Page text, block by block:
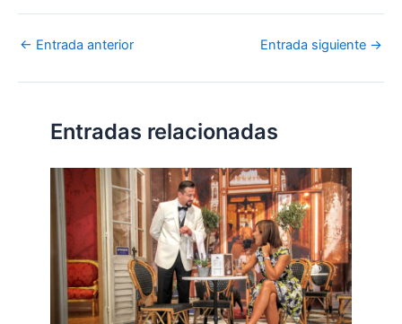
← Entrada anterior Entrada siguiente →
Entradas relacionadas